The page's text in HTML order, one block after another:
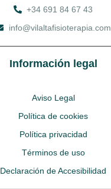
Información legal
Aviso Legal
Política de cookies
Política privacidad
Términos de uso
Declaración de Accesibilidad
+34 691 84 67 43
info@vilaltafisioterapia.com